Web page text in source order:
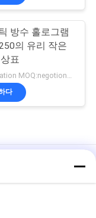
방수 홀로그램
의 유리 작은
표
negotionation MOQ:negotionation
다
는 유리 바이알
트 작은 유리병 작은